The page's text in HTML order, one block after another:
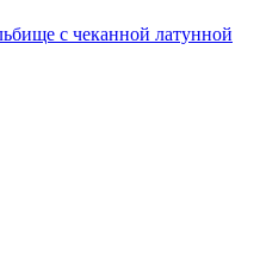
с чеканной латунной